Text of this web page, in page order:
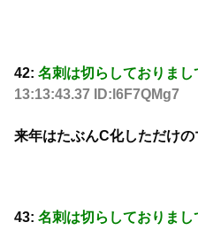
42: 名刺は切らしておりまし
13:13:43.37 ID:l6F7QMg7
来年はたぶんC化しただけ
43: 名刺は切らしておりまし